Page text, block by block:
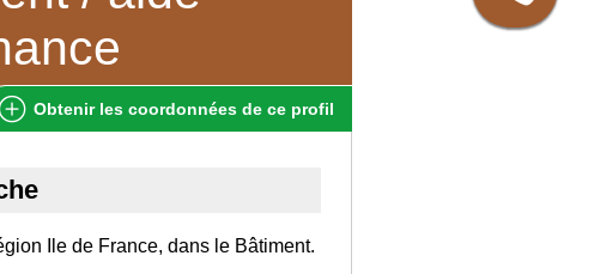
Obtenir les coordonnées de ce profil
Ile de France, dans le Bâtiment.